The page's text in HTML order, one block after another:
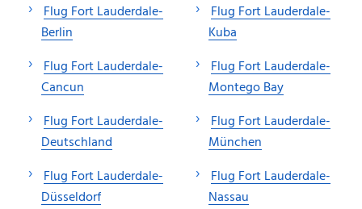
Flug Fort Lauderdale-
Berlin
Flug Fort Lauderdale-
Cancun
Flug Fort Lauderdale-
Deutschland
Flug Fort Lauderdale-
Düsseldorf
Flug Fort Lauderdale-
Kuba
Flug Fort Lauderdale-
Montego Bay
Flug Fort Lauderdale-
München
Flug Fort Lauderdale-
Nassau